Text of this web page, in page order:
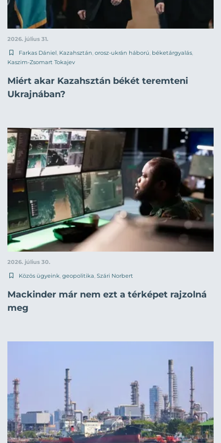
2026. július 31.
Farkas Dániel, Kazahsztán, orosz-ukrán háború, béketárgyalás,
Kaszim-Zsomart Tokajev
Miért akar Kazahsztán békét teremteni
Ukrajnában?
2026. július 30.
Közös ügyeink, geopolitika, Szári Norbert
Mackinder már nem ezt a térképet rajzolná
meg